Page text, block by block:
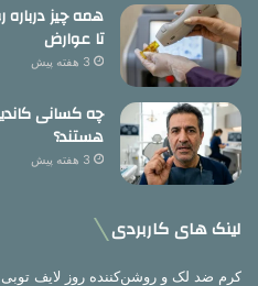
همه چیز
تا عوارض
3 هفته پیش
چه کسانی
هستند؟
3 هفته پیش
لینک های کاربردی
کرم ضد لک و روشن‌کننده روز لایف توبی